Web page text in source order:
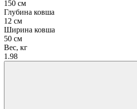
150 см
Глубина ковша
12 см
Ширина ковша
50 см
Вес, кг
1.98